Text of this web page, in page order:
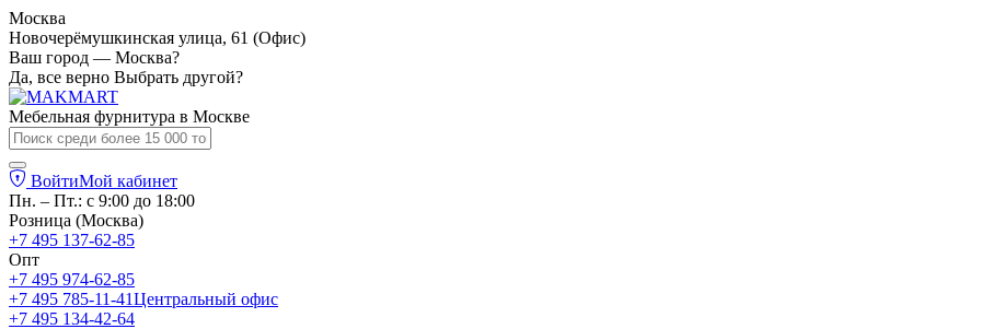
Москва
Новочерёмушкинская улица, 61 (Офис)
Ваш город — Москва?
Да, все верно Выбрать другой?
Мебельная фурнитура в Москве
ВойтиМой кабинет
Пн. – Пт.: с 9:00 до 18:00
Розница (Москва)
+7 495 137-62-85
Опт
+7 495 974-62-85
+7 495 785-11-41Центральный офис
+7 495 134-42-64